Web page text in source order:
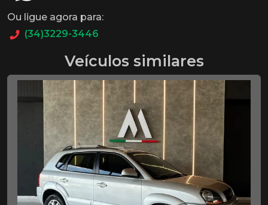
Ou ligue agora para:
(34)3229-3446
Veículos similares